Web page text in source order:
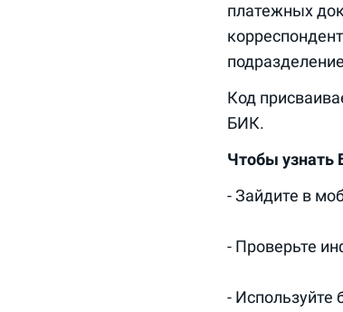
платежных
подразделение
Код
БИК.
Чтобы узнать
- Зайдите в
- Проверьте
- Используйте